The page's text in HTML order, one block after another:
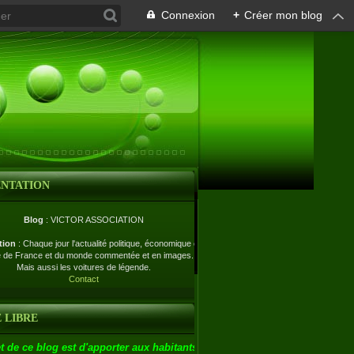
Connexion + Créer mon blog
Blog : VICTOR ASSOCIATION
: Chaque jour l'actualité politique, économique et
de France et du monde commentée et en images.
Mais aussi les voitures de légende.
Contact
LIBRE
de ce blog est d'apporter aux habitants